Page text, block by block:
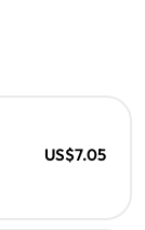
US$7.05